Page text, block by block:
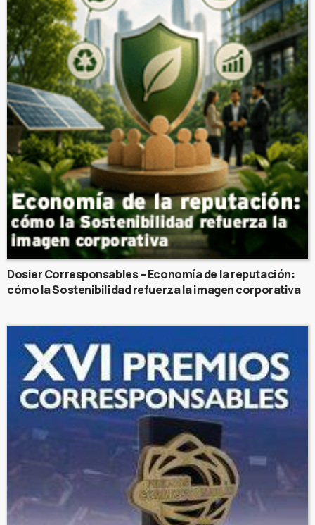
Dosier Corresponsables – Economía de la reputación:
cómo la Sostenibilidad refuerza la imagen corporativa